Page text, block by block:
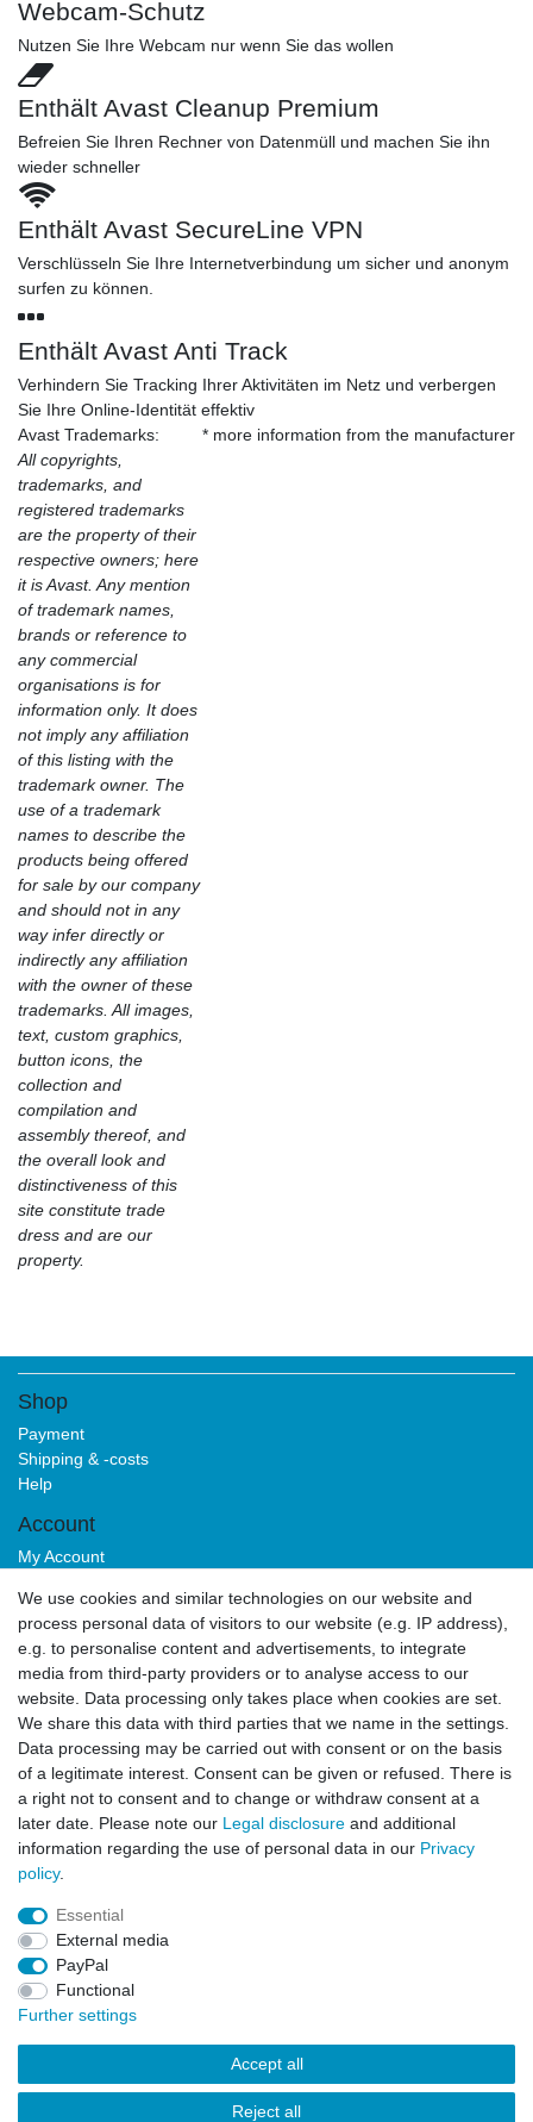
Webcam-Schutz
Nutzen Sie Ihre Webcam nur wenn Sie das wollen
Enthält Avast Cleanup Premium
Befreien Sie Ihren Rechner von Datenmüll und machen Sie ihn
wieder schneller
Enthält Avast SecureLine VPN
Verschlüsseln Sie Ihre Internetverbindung um sicher und anonym
surfen zu können.
Enthält Avast Anti Track
Verhindern Sie Tracking Ihrer Aktivitäten im Netz und verbergen
Sie Ihre Online-Identität effektiv
* more information from the manufacturer
Avast Trademarks:
All copyrights,
trademarks, and
registered trademarks
are the property of their
respective owners; here
it is Avast. Any mention
of trademark names,
brands or reference to
any commercial
organisations is for
information only. It does
not imply any affiliation
of this listing with the
trademark owner. The
use of a trademark
names to describe the
products being offered
for sale by our company
and should not in any
way infer directly or
indirectly any affiliation
with the owner of these
trademarks. All images,
text, custom graphics,
button icons, the
collection and
compilation and
assembly thereof, and
the overall look and
distinctiveness of this
site constitute trade
dress and are our
property.
Shop
Payment
Shipping & -costs
Help
Account
My Account
Sign-up
Service
Authorized Partner
Download Portal
B2B
Legal disclosure
We use cookies and similar technologies on our website and
process personal data of visitors to our website (e.g. IP address),
e.g. to personalise content and advertisements, to integrate
media from third-party providers or to analyse access to our
website. Data processing only takes place when cookies are set.
We share this data with third parties that we name in the settings.
Data processing may be carried out with consent or on the basis
of a legitimate interest. Consent can be given or refused. There is
a right not to consent and to change or withdraw consent at a
later date. Please note our Legal disclosure and additional
information regarding the use of personal data in our Privacy
policy.
Essential
External media
PayPal
Functional
Further settings
Accept all
Reject all